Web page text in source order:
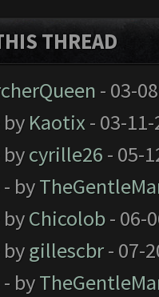
THREAD
- 03-
by Kaotix- 03-
bycyrille26 - 05-
- by
byChicolob- 06-
bygillescbr- 07-
- by